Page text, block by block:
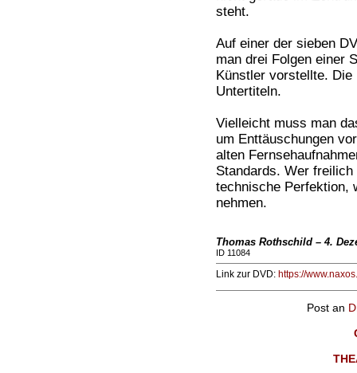
steht.
Auf einer der sieben
man drei Folgen einer
Künstler vorstellte.
Untertiteln.
Vielleicht muss man
um Enttäuschungen
alten
Standards. Wer
technische Perfektion,
nehmen.
Thomas Rothschild – 4.
ID 11084
Link zur DVD: https://
Post an